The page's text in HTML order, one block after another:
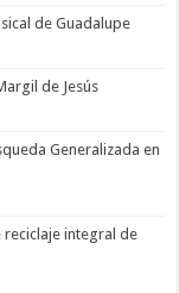
de Guadalupe
de Jesús
Generalizada en
integral de